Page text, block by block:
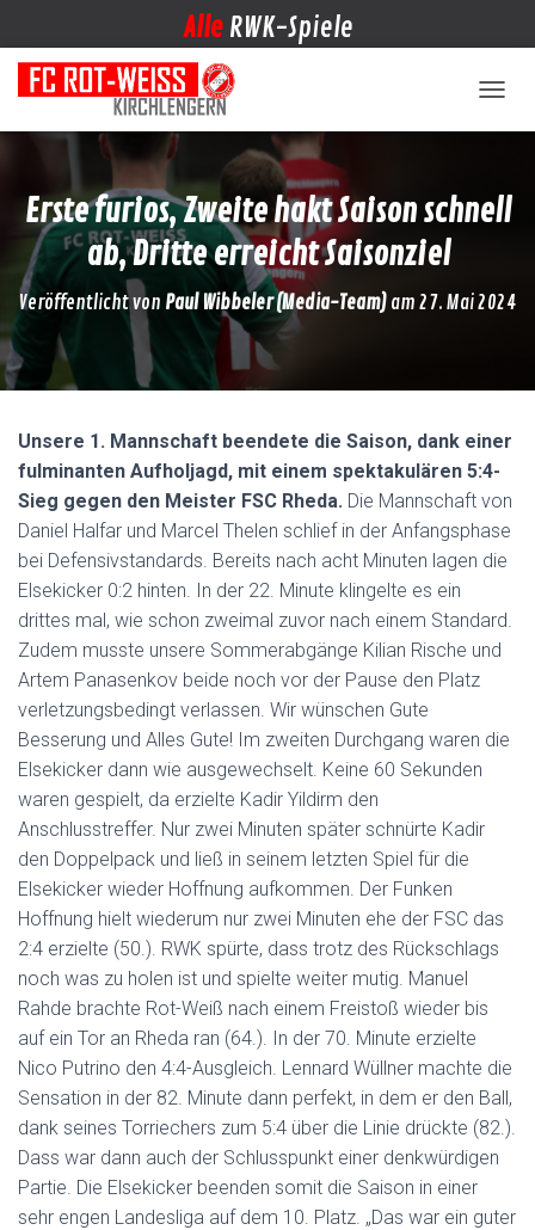
Alle RWK-Spiele
Erste furios, Zweite hakt Saison schnell
ab, Dritte erreicht Saisonziel
Veröffentlicht von Paul Wibbeler (Media-Team) am 27. Mai 2024
Unsere 1. Mannschaft beendete die Saison, dank einer
fulminanten Aufholjagd, mit einem spektakulären 5:4-
Sieg gegen den Meister FSC Rheda. Die Mannschaft von
Daniel Halfar und Marcel Thelen schlief in der Anfangsphase
bei Defensivstandards. Bereits nach acht Minuten lagen die
Elsekicker 0:2 hinten. In der 22. Minute klingelte es ein
drittes mal, wie schon zweimal zuvor nach einem Standard.
Zudem musste unsere Sommerabgänge Kilian Rische und
Artem Panasenkov beide noch vor der Pause den Platz
verletzungsbedingt verlassen. Wir wünschen Gute
Besserung und Alles Gute! Im zweiten Durchgang waren die
Elsekicker dann wie ausgewechselt. Keine 60 Sekunden
waren gespielt, da erzielte Kadir Yildirm den
Anschlusstreffer. Nur zwei Minuten später schnürte Kadir
den Doppelpack und ließ in seinem letzten Spiel für die
Elsekicker wieder Hoffnung aufkommen. Der Funken
Hoffnung hielt wiederum nur zwei Minuten ehe der FSC das
2:4 erzielte (50.). RWK spürte, dass trotz des Rückschlags
noch was zu holen ist und spielte weiter mutig. Manuel
Rahde brachte Rot-Weiß nach einem Freistoß wieder bis
auf ein Tor an Rheda ran (64.). In der 70. Minute erzielte
Nico Putrino den 4:4-Ausgleich. Lennard Wüllner machte die
Sensation in der 82. Minute dann perfekt, in dem er den Ball,
dank seines Torriechers zum 5:4 über die Linie drückte (82.).
Dass war dann auch der Schlusspunkt einer denkwürdigen
Partie. Die Elsekicker beenden somit die Saison in einer
sehr engen Landesliga auf dem 10. Platz. „Das war ein guter